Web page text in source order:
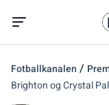
Fotballkanalen /
Brighton og Crystal